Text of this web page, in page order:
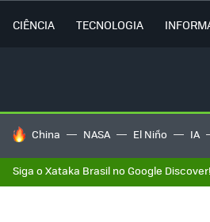
CIÊNCIA TECNOLOGIA
TENDÊNCIAS DO DIA
China NASA El Niño IA
Siga o Xataka Brasil no Google Discover!